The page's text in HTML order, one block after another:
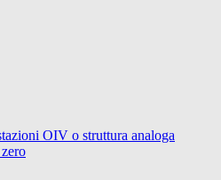
OIV o struttura analoga